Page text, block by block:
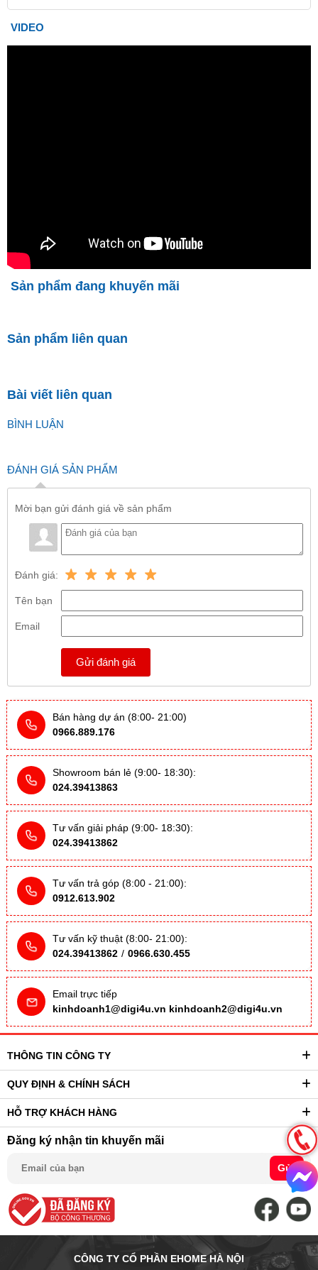
VIDEO
Sản phẩm đang khuyến mãi
Sản phẩm liên quan
Bài viết liên quan
BÌNH LUẬN
ĐÁNH GIÁ SẢN PHẨM
Mời bạn gửi đánh giá về sản phẩm
Đánh giá:
Tên bạn
Email
Gửi đánh giá
Bán hàng dự án (8:00- 21:00)
0966.889.176
Showroom bán lẻ (9:00- 18:30):
024.39413863
Tư vấn giải pháp (9:00- 18:30):
024.39413862
Tư vấn trả góp (8:00 - 21:00):
0912.613.902
Tư vấn kỹ thuật (8:00- 21:00):
024.39413862 / 0966.630.455
Email trực tiếp
kinhdoanh1@digi4u.vn kinhdoanh2@digi4u.vn
THÔNG TIN CÔNG TY
QUY ĐỊNH & CHÍNH SÁCH
HỖ TRỢ KHÁCH HÀNG
Đăng ký nhận tin khuyến mãi
Gửi
CÔNG TY CỔ PHẦN EHOME HÀ NỘI